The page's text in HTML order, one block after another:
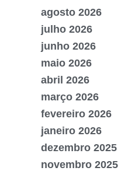
agosto 2026
julho 2026
junho 2026
maio 2026
abril 2026
março 2026
fevereiro 2026
janeiro 2026
dezembro 2025
novembro 2025